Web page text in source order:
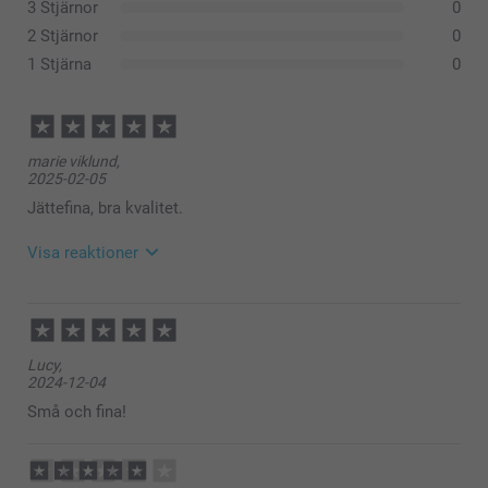
3 Stjärnor
0
2 Stjärnor
0
1 Stjärna
0
marie viklund,
2025-02-05
Jättefina, bra kvalitet.
Visa reaktioner
13:56
Hej Marie,
att du är nöjd med dina paketkort, visst är de söta!😊
Vi önskar dig en fin dag!
Lucy,
2024-12-04
Små och fina!